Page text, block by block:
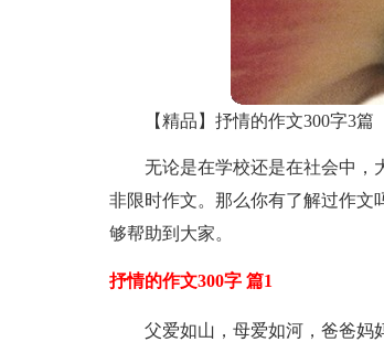
【精品】抒情的作文300字3篇
无论是在学校还是在社会中，
非限时作文。那么你有了解过作文
够帮助到大家。
抒情的作文300字 篇1
父爱如山，母爱如河，爸爸妈